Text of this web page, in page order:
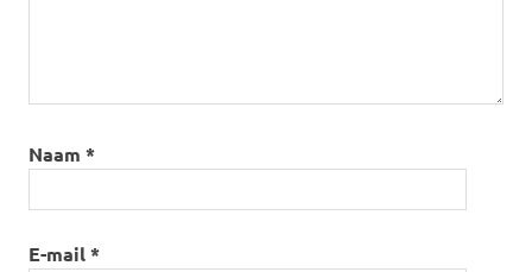
Naam *
E-mail*